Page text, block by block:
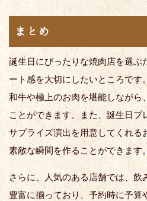
まとめ
誕生日にぴったりな焼肉店を選ぶ
ート感を大切にしたいところです
和牛や極上のお肉を堪能しながら
ことができます。また、誕生日プ
サプライズ演出を用意してくれる
素敵な瞬間を作ることができます
さらに、人気のある店舗では、飲
豊富に揃っており、予約時に予算